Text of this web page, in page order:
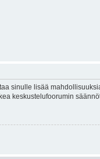
sinulle lisää
keskustelufoorumin